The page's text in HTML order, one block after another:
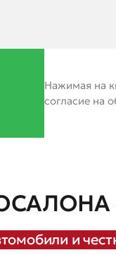
Нажимая на
согласие на
и